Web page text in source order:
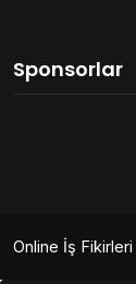
Sponsorlar
Online İş Fikirleri